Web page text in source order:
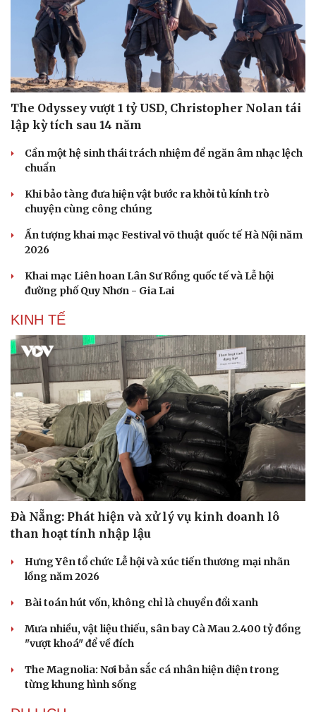
Dinh dưỡng - món ngon
Cây thuốc
Sản phụ khoa
Nhi khoa
Nam khoa
Làm đẹp - giảm cân
Ăn sạch sống khỏe
Nhà đẹp
Blog
Tình yêu - Gia đình
The Odyssey vượt 1 tỷ USD, Christopher Nolan tái
lập kỳ tích sau 14 năm
Cần một hệ sinh thái trách nhiệm để ngăn âm nhạc lệch
chuẩn
Khi bảo tàng đưa hiện vật bước ra khỏi tủ kính trò
chuyện cùng công chúng
Ấn tượng khai mạc Festival võ thuật quốc tế Hà Nội năm
2026
Khai mạc Liên hoan Lân Sư Rồng quốc tế và Lễ hội
đường phố Quy Nhơn - Gia Lai
KINH TẾ
Đà Nẵng: Phát hiện và xử lý vụ kinh doanh lô
than hoạt tính nhập lậu
Hưng Yên tổ chức Lễ hội và xúc tiến thương mại nhãn
lồng năm 2026
Bài toán hút vốn, không chỉ là chuyển đổi xanh
Mưa nhiều, vật liệu thiếu, sân bay Cà Mau 2.400 tỷ đồng
"vượt khoá" để về đích
The Magnolia: Nơi bản sắc cá nhân hiện diện trong
từng khung hình sống